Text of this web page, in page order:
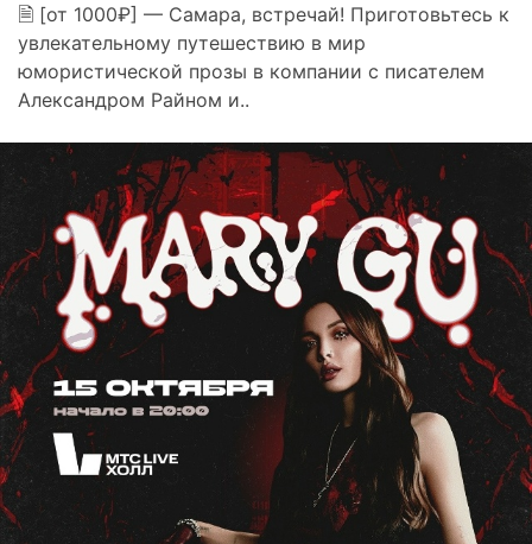
🗎 [от 1000₽] — Самара, встречай! Приготовьтесь к
увлекательному путешествию в мир
юмористической прозы в компании с писателем
Александром Райном и..